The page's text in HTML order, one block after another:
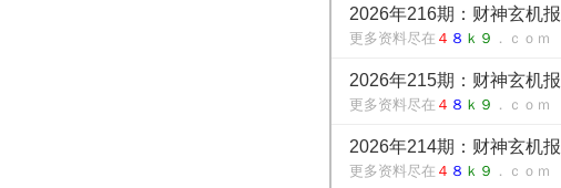
2026年216期：财神玄机报
更多资料尽在 ４ ８ ｋ９ ．ｃｏｍ
2026年215期：财神玄机报
更多资料尽在 ４ ８ ｋ９ ．ｃｏｍ
2026年214期：财神玄机报
更多资料尽在 ４ ８ ｋ９ ．ｃｏｍ